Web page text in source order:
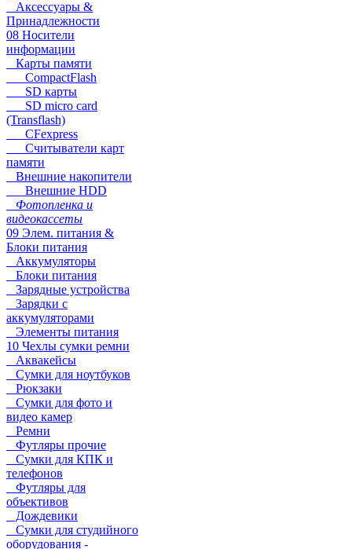
Аксессуары &
Принадлежности
08 Носители
информации
Карты памяти
CompactFlash
SD карты
SD micro card
(Transflash)
CFexpress
Считыватели карт
памяти
Внешние накопители
Внешние HDD
Фотопленка и
видеокассеты
09 Элем. питания &
Блоки питания
Аккумуляторы
Блоки питания
Зарядные устройства
Зарядки с
аккумуляторами
Элементы питания
10 Чехлы сумки ремни
Аквакейсы
Сумки для ноутбуков
Рюкзаки
Сумки для фото и
видео камер
Ремни
Футляры прочие
Сумки для КПК и
телефонов
Футляры для
объективов
Дождевики
Сумки для студийного
оборудования -